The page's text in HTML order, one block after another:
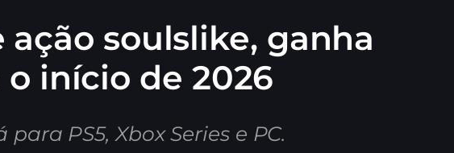
ação soulslike, ganha
início de 2026
PS5, Xbox Series e PC.